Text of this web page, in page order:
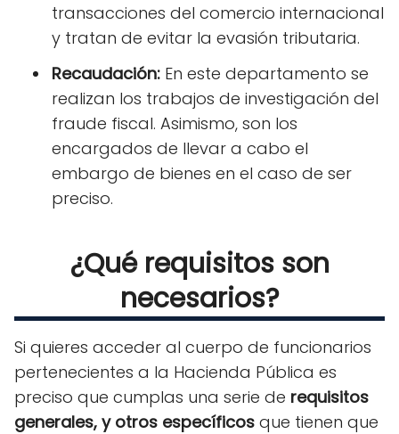
transacciones del comercio internacional
y tratan de evitar la evasión tributaria.
Recaudación: En este departamento se
realizan los trabajos de investigación del
fraude fiscal. Asimismo, son los
encargados de llevar a cabo el
embargo de bienes en el caso de ser
preciso.
¿Qué requisitos son
necesarios?
Si quieres acceder al cuerpo de funcionarios
pertenecientes a la Hacienda Pública es
preciso que cumplas una serie de requisitos
generales, y otros específicos que tienen que